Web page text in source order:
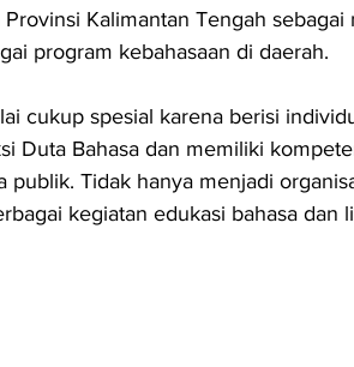
Kalimantan Tengah sebagai
program kebahasaan di daerah.
cukup spesial karena berisi
Duta Bahasa dan memiliki
publik. Tidak hanya menjadi
kegiatan edukasi bahasa dan